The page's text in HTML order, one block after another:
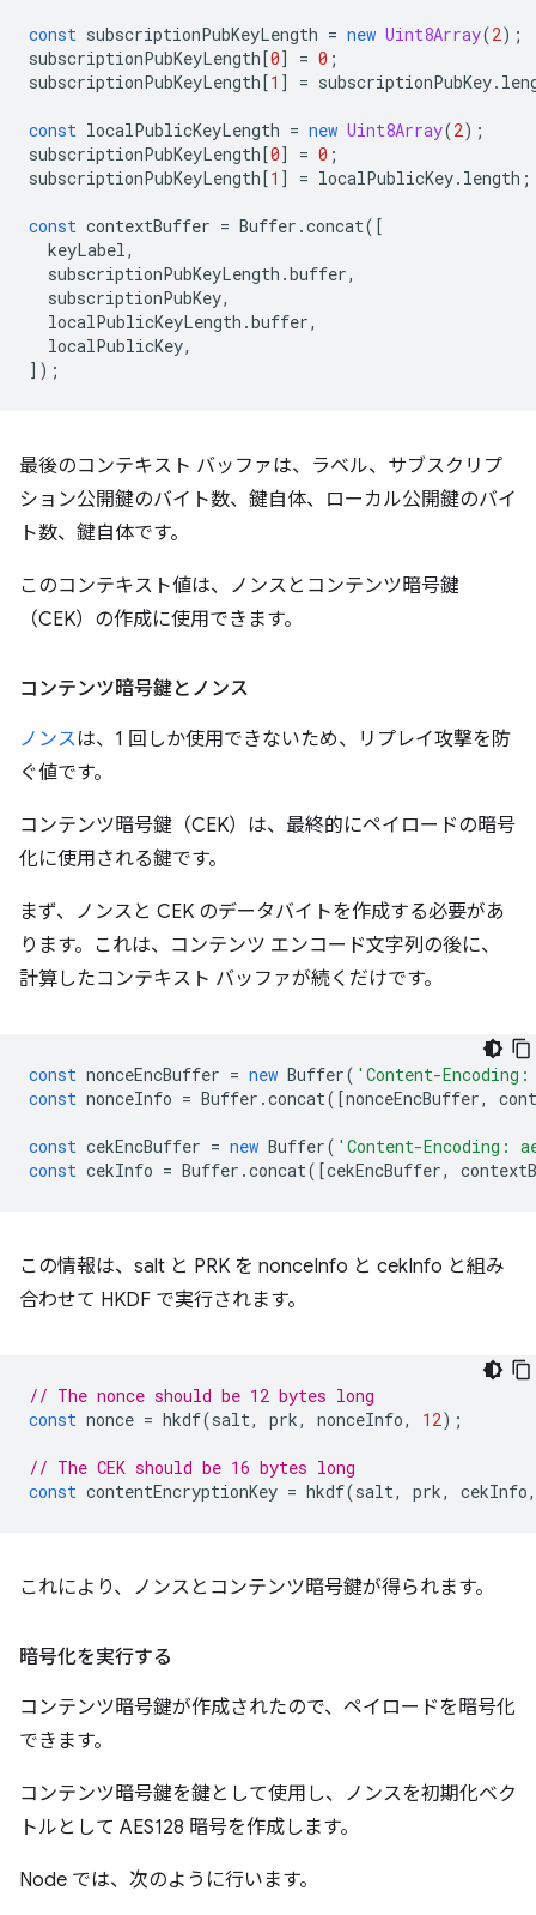
const subscriptionPubKeyLength = new Uint8Array(2);
subscriptionPubKeyLength [0] = 0 ;
subscriptionPubKeyLength [1 ] = subscriptionPubKey.
const localPublicKeyLength = new Uint8Array(2);
subscriptionPubKeyLength [0] = 0 ;
subscriptionPubKeyLength [1 ] = localPublicKey. length ;
const contextBuffer = Buffer .concat([
keyLabel,
subscriptionPubKeyLength .buffer,
subscriptionPubKey,
localPublicKeyLength .buffer,
localPublicKey,
]);
最後のコンテキスト バッファは、ラベル、サブスクリプ
ション公開鍵のバイト数、鍵自体、ローカル公開鍵のバイ
ト数、鍵自体です。
このコンテキスト値は、ノンスとコンテンツ暗号鍵
（CEK）の作成に使用できます。
コンテンツ暗号鍵とノンス
ノンスは、1 回しか使用できないため、リプレイ攻撃を防
ぐ値です。
コンテンツ暗号鍵（CEK）は、最終的にペイロードの暗号
化に使用される鍵です。
まず、ノンスと CEK のデータバイトを作成する必要があ
ります。これは、コンテンツ エンコード文字列の後に、
計算したコンテキスト バッファが続くだけです。
const nonceEncBuffer = new Buffer( 'Content-
const nonceInfo = Buffer .concat([nonceEncBuffer,
const cekEncBuffer = new Buffer( 'Content-Encoding:
const cekInfo = Buffer .concat([cekEncBuffer,
この情報は、salt と PRK を nonceInfo と cekInfo と組み
合わせて HKDF で実行されます。
// The nonce should be 12 bytes long
const nonce = hkdf(salt, prk, nonceInfo, 12);
// The CEK should be 16 bytes long
const contentEncryptionKey = hkdf(salt, prk, cekInfo,
これにより、ノンスとコンテンツ暗号鍵が得られます。
暗号化を実行する
コンテンツ暗号鍵が作成されたので、ペイロードを暗号化
できます。
コンテンツ暗号鍵を鍵として使用し、ノンスを初期化ベク
トルとして AES128 暗号を作成します。
Node では、次のように行います。